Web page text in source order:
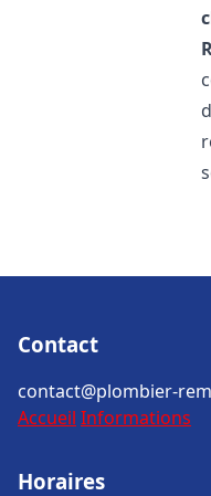
Contact
contact@plombier-
Accueil Informations
Horaires